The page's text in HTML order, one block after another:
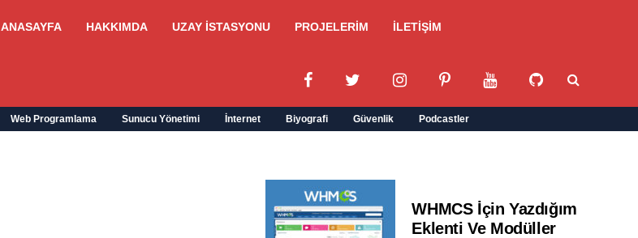
ANASAYFA HAKKIMDA UZAY İSTASYONU PROJELERİM İLETİŞİM
Web Programlama Sunucu Yönetimi İnternet Biyografi Güvenlik Podcastler
WHMCS İçin Yazdığım
Eklenti Ve Modüller